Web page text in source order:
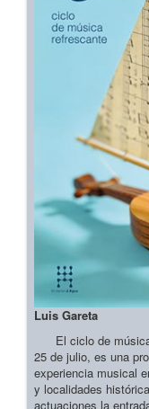
Luis Gareta
El ciclo de música
25 de julio, es una
experiencia musical
y localidades
actuaciones la